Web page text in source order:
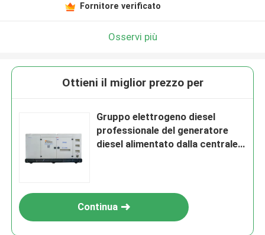
Fornitore verificato
Osservi più
Ottieni il miglior prezzo per
Gruppo elettrogeno diesel
professionale del generatore
diesel alimentato dalla centrale
Continua